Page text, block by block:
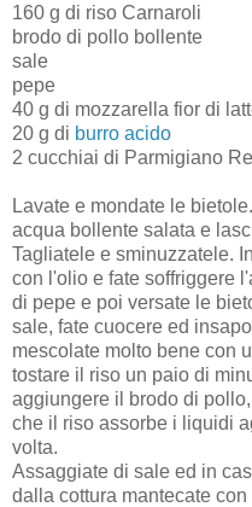
160 g di riso Carnaroli
brodo di pollo bollente
sale
pepe
40 g di mozzarella fior di
20 g di burro acido
2 cucchiai di Parmigiano
Lavate e mondate le
acqua bollente salata e
Tagliatele e sminuzzatele.
con l'olio e fate soffriggere
di pepe e poi versate le
sale, fate cuocere ed
mescolate molto bene con
tostare il riso un paio di
aggiungere il brodo di
che il riso assorbe i liquidi
volta.
Assaggiate di sale ed in
dalla cottura mantecate